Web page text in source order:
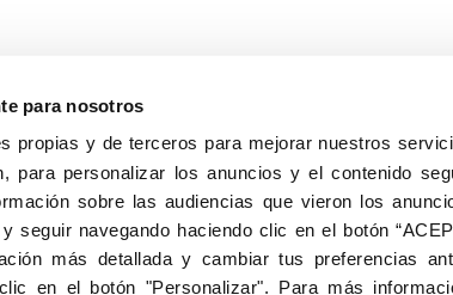
para nosotros
propias y de terceros para mejorar nuestros
para personalizar los anuncios y el contenido
sobre las audiencias que vieron los
seguir navegando haciendo clic en el botón
más detallada y cambiar tus preferencias
en el botón "Personalizar". Para más
Madrid
Aviso Legal